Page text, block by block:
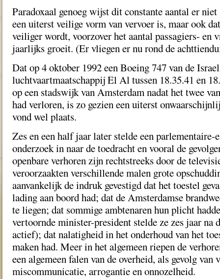
Paradoxaal genoeg wijst dit constante aantal er
een uiterst veilige vorm van vervoer is, maar ook
veiliger wordt, voorzover het aantal passagiers- en
jaarlijks groeit. (Er vliegen er nu rond de
Dat op 4 oktober 1992 een Boeing 747 van de
luchtvaartmaatschappij El Al tussen 18.35.41 en
op een stadswijk van Amsterdam nadat het twee
had verloren, is zo gezien een uiterst
vond wel plaats.
Zes en een half jaar later stelde een parlementaire-
onderzoek in naar de toedracht en vooral de
openbare verhoren zijn rechtstreeks door de
veroorzaakten verschillende malen grote
aanvankelijk de indruk gevestigd dat het toestel
lading aan boord had; dat de Amsterdamse
te liegen; dat sommige ambtenaren hun plicht
vertoornde minister-president stelde ze zes jaar na
actief); dat nalatigheid in het onderhoud van het
maken had. Meer in het algemeen riepen de
een algemeen falen van de overheid, als gevolg van
miscommunicatie, arrogantie en onnozelheid.